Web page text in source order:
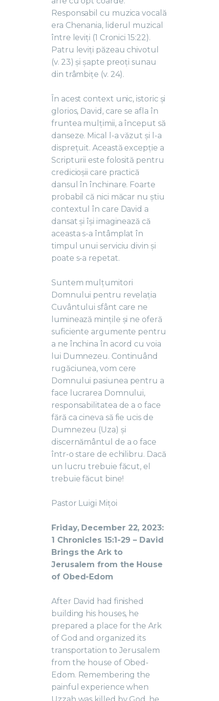
Responsabil cu muzica vocală
era Chenania, liderul muzical
între leviți (1 Cronici 15:22).
Patru leviți păzeau chivotul
(v. 23) și șapte preoți sunau
din trâmbițe (v. 24).
În acest context unic, istoric și
glorios, David, care se afla în
fruntea mulțimii, a început să
danseze. Mical l-a văzut și l-a
disprețuit. Această excepție a
Scripturii este folosită pentru
credicioșii care practică
dansul în închinare. Foarte
probabil că nici măcar nu știu
contextul în care David a
dansat și își imaginează că
aceasta s-a întâmplat în
timpul unui serviciu divin și
poate s-a repetat.
Suntem mulțumitori
Domnului pentru revelația
Cuvântului sfânt care ne
luminează mințile și ne oferă
suficiente argumente pentru
a ne închina în acord cu voia
lui Dumnezeu. Continuând
rugăciunea, vom cere
Domnului pasiunea pentru a
face lucrarea Domnului,
responsabilitatea de a o face
fără ca cineva să fie ucis de
Dumnezeu (Uza) și
discernământul de a o face
într-o stare de echilibru. Dacă
un lucru trebuie făcut, el
trebuie făcut bine!
Pastor Luigi Mițoi
Friday, December 22, 2023:
1 Chronicles 15:1-29 – David
Brings the Ark to
Jerusalem from the House
of Obed-Edom
After David had finished
building his houses, he
prepared a place for the Ark
of God and organized its
transportation to Jerusalem
from the house of Obed-
Edom. Remembering the
painful experience when